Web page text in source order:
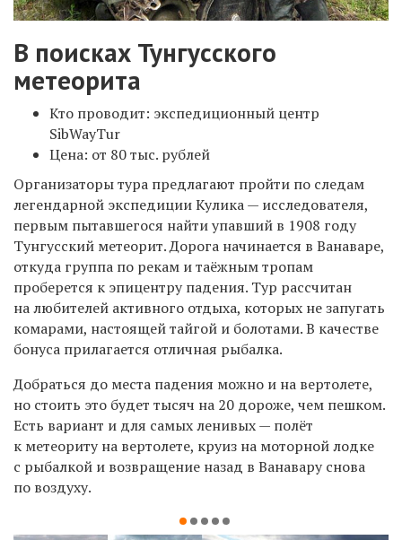
В поисках Тунгусского
метеорита
Кто проводит: экспедиционный центр
SibWayTur
Цена: от 80 тыс. рублей
Организаторы тура предлагают пройти по следам
легендарной экспедиции Кулика — исследователя,
первым пытавшегося найти упавший в 1908 году
Тунгусский метеорит. Дорога начинается в Ванаваре,
откуда группа по рекам и таёжным тропам
проберется к эпицентру падения. Тур рассчитан
на любителей активного отдыха, которых не запугать
комарами, настоящей тайгой и болотами. В качестве
бонуса прилагается отличная рыбалка.
Добраться до места падения можно и на вертолете,
но стоить это будет тысяч на 20 дороже, чем пешком.
Есть вариант и для самых ленивых — полёт
к метеориту на вертолете, круиз на моторной лодке
с рыбалкой и возвращение назад в Ванавару снова
по воздуху.